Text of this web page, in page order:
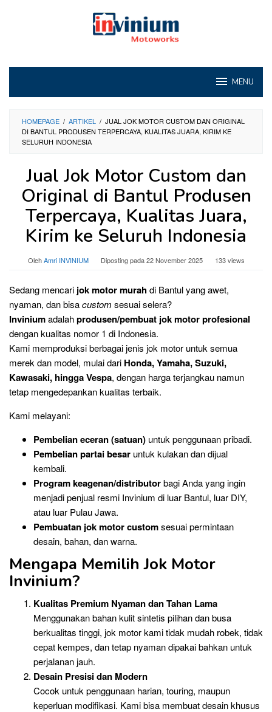
MENU
HOMEPAGE / ARTIKEL / JUAL JOK MOTOR CUSTOM DAN ORIGINAL
DI BANTUL PRODUSEN TERPERCAYA, KUALITAS JUARA, KIRIM KE
SELURUH INDONESIA
Jual Jok Motor Custom dan
Original di Bantul Produsen
Terpercaya, Kualitas Juara,
Kirim ke Seluruh Indonesia
OlehAmri INVINIUM Diposting pada22 November 2025 133 views
Sedang mencari jok motor murahdi Bantul yang awet,
nyaman, dan bisacustom sesuai selera?
Inviniumadalahprodusen/pembuat jok motor profesional
dengan kualitas nomor 1 di Indonesia.
Kami memproduksi berbagai jenis jok motor untuk semua
merek dan model, mulai dari Honda, Yamaha, Suzuki,
Kawasaki, hingga Vespa, dengan harga terjangkau namun
tetap mengedepankan kualitas terbaik.
Kami melayani:
Pembelian eceran (satuan) untuk penggunaan pribadi.
Pembelian partai besar untuk kulakan dan dijual
kembali.
Program keagenan/distributorbagi Anda yang ingin
menjadi penjual resmi Invinium di luar Bantul, luar DIY,
atau luar Pulau Jawa.
Pembuatan jok motor customsesuai permintaan
desain, bahan, dan warna.
Mengapa Memilih Jok Motor
Invinium?
Kualitas Premium Nyaman dan Tahan Lama
Menggunakan bahan kulit sintetis pilihan dan busa
berkualitas tinggi, jok motor kami tidak mudah robek, tidak
cepat kempes, dan tetap nyaman dipakai bahkan untuk
perjalanan jauh.
Desain Presisi dan Modern
Cocok untuk penggunaan harian, touring, maupun
keperluan modifikasi. Kami bisa membuat desain khusus